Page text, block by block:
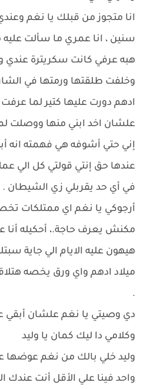
سنين ، انا عمري ما سألت عليه
هبه عرفي كانت سكريترة عندي
وخلفت طلقتها ورمتها في
ادهم دورت عليها كتير لما
علشان اخد ابني منها
إني حتي أشوفه هي فهمته انه
عندها حق إنتي قولتي كل الي
في أي حد يقربلي زي الشيطان .
أرجوكي يا نغم اي ممتلكات
مكنش يعرف حاجة.، أحكيله أنا
هيهون عليه الايام الي جاية
ميلاد ادهم واي ورق يخصه
.
دي وصيتي يا نغم علشان
وكلامي دا ليك كمان يا وليد
وليد خلي بالك من نغم
واحد فينا علي الأقل أنت